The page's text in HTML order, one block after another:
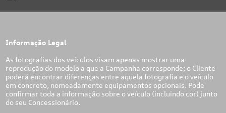
Informação Legal
As fotografias dos veículos visam apenas mostrar uma
reprodução do modelo a que a Campanha corresponde; o Cliente
poderá encontrar diferenças entre aquela fotografia e o veículo
em concreto, nomeadamente equipamentos opcionais. Pode
confirmar toda a informação sobre o veículo (incluindo cor) junto
do seu Concessionário.